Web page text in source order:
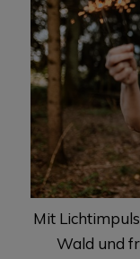
Mit
Wald und